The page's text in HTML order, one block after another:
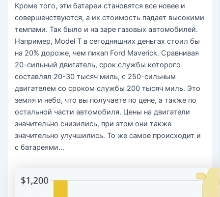
Кроме того, эти батареи становятся все новее и
совершенствуются, а их стоимость падает высокими
темпами. Так было и на заре газовых автомобилей.
Например, Model T в сегодняшних деньгах стоил бы
на 20% дороже, чем пикап Ford Maverick. Сравнивая
20-сильный двигатель, срок службы которого
составлял 20-30 тысяч миль, с 250-сильным
двигателем со сроком службы 200 тысяч миль. Это
земля и небо, что вы получаете по цене, а также по
остальной части автомобиля. Цены на двигатели
значительно снизились, при этом они также
значительно улучшились. То же самое происходит и
с батареями…